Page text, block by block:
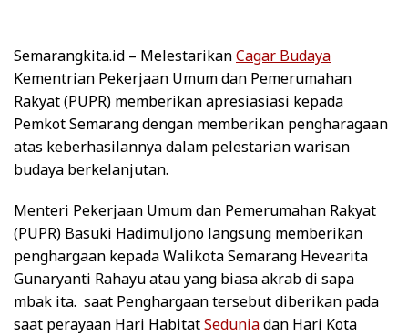
Semarangkita.id – MelestarikanCagar Budaya
Kementrian Pekerjaan Umum dan Pemerumahan
Rakyat (PUPR) memberikan apresiasiasi kepada
Pemkot Semarang dengan memberikan pengharagaan
atas keberhasilannya dalam pelestarian warisan
budaya berkelanjutan.
Menteri Pekerjaan Umum dan Pemerumahan Rakyat
(PUPR) Basuki Hadimuljono langsung memberikan
penghargaan kepada Walikota Semarang Hevearita
Gunaryanti Rahayu atau yang biasa akrab di sapa
mbak ita. saat Penghargaan tersebut diberikan pada
saat perayaan Hari HabitatSeduniadan Hari Kota